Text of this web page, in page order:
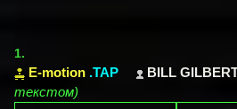
1.
E-motion .TAP BILL
текстом)